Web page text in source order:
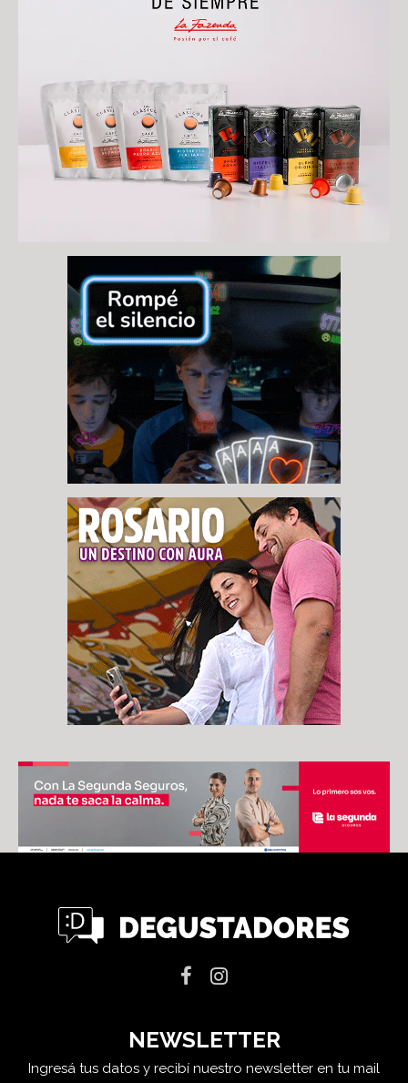
NEWSLETTER
Ingresá tus datos y recibí nuestro newsletter en tu mail